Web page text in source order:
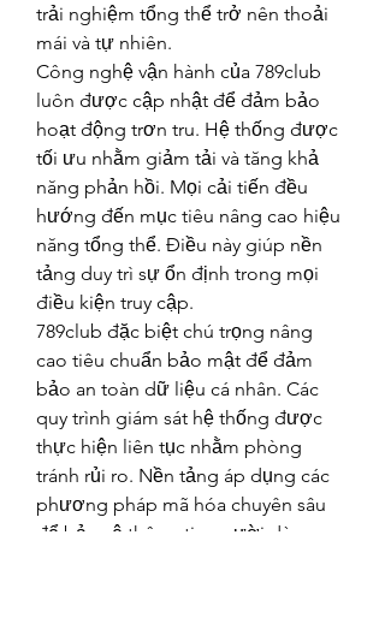
trải nghiệm tổng thể trở nên thoải
mái và tự nhiên.
Công nghệ vận hành của 789club
luôn được cập nhật để đảm bảo
hoạt động trơn tru. Hệ thống được
tối ưu nhằm giảm tải và tăng khả
năng phản hồi. Mọi cải tiến đều
hướng đến mục tiêu nâng cao hiệu
năng tổng thể. Điều này giúp nền
tảng duy trì sự ổn định trong mọi
điều kiện truy cập.
789club đặc biệt chú trọng nâng
cao tiêu chuẩn bảo mật để đảm
bảo an toàn dữ liệu cá nhân. Các
quy trình giám sát hệ thống được
thực hiện liên tục nhằm phòng
tránh rủi ro. Nền tảng áp dụng các
phương pháp mã hóa chuyên sâu
để bảo vệ thông tin người dùng.